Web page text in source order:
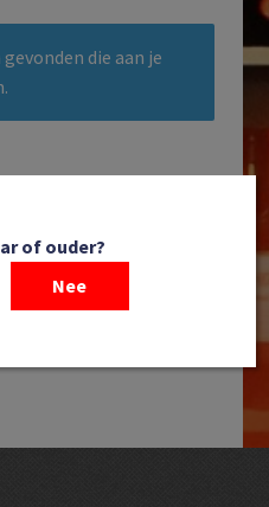
die aan je
of ouder?
Nee